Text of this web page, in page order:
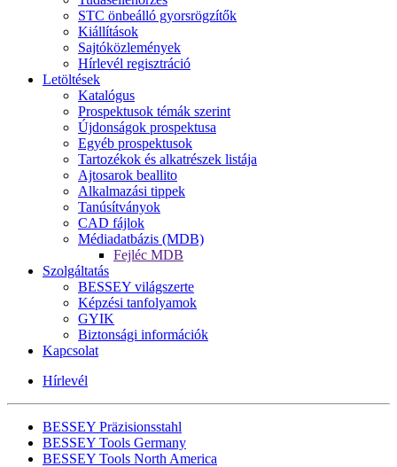
STC önbeálló gyorsrögzítők
Kiállítások
Sajtóközlemények
Hírlevél regisztráció
Letöltések
Katalógus
Prospektusok témák szerint
Újdonságok prospektusa
Egyéb prospektusok
Tartozékok és alkatrészek listája
Ajtosarok beallito
Alkalmazási tippek
Tanúsítványok
CAD fájlok
Médiadatbázis (MDB)
Fejléc MDB
Szolgáltatás
BESSEY világszerte
Képzési tanfolyamok
GYIK
Biztonsági információk
Kapcsolat
Hírlevél
BESSEY Präzisionsstahl
BESSEY Tools Germany
BESSEY Tools North America